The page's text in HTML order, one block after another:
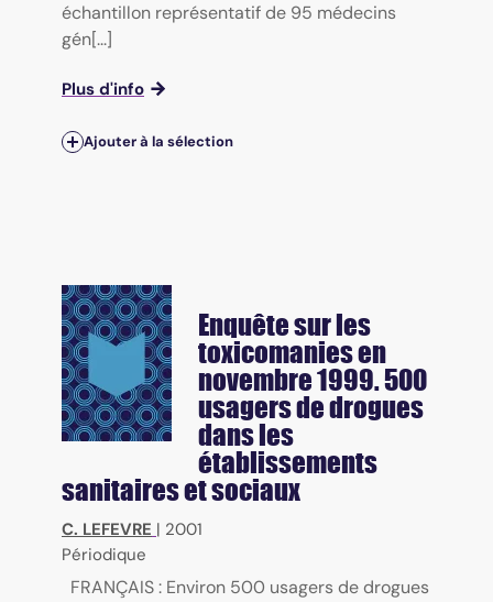
échantillon représentatif de 95 médecins
gén[...]
Plus d'info
Ajouter à la sélection
Enquête sur les
toxicomanies en
novembre 1999. 500
usagers de drogues
dans les
établissements
sanitaires et sociaux
C. LEFEVRE | 2001
Périodique
FRANÇAIS : Environ 500 usagers de drogues